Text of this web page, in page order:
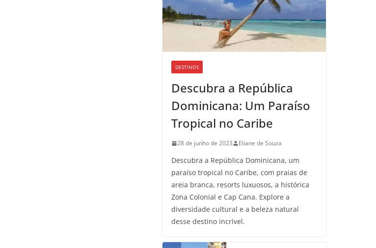
DESTINOS
Descubra a República
Dominicana: Um Paraíso
Tropical no Caribe
28 de junho de 2023 Eliane de Souza
Descubra a República Dominicana, um
paraíso tropical no Caribe, com praias de
areia branca, resorts luxuosos, a histórica
Zona Colonial e Cap Cana. Explore a
diversidade cultural e a beleza natural
desse destino incrível.